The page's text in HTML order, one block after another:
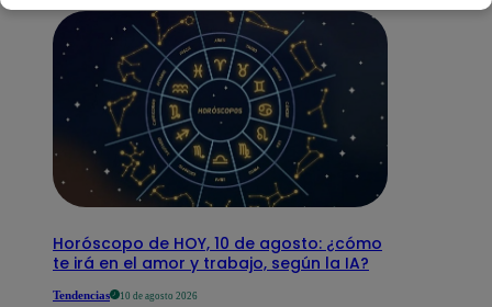
Horóscopo de HOY, 10 de agosto: ¿cómo
te irá en el amor y trabajo, según la IA?
Tendencias 10 de agosto 2026